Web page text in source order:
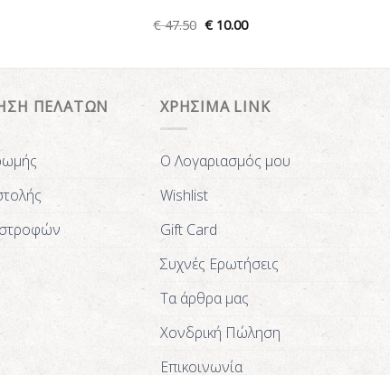
€47.50 €10.00
ΠΕΛΑΤΩΝ ΧΡΗΣΙΜΑ LINK
Ο Λογαριασμός μου
Wishlist
Gift Card
Συχνές Ερωτήσεις
Τα άρθρα μας
Χονδρική Πώληση
Επικοινωνία